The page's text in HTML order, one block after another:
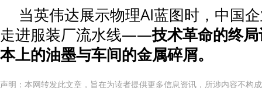
当英伟达展示物理AI蓝图时，中国
走进服装厂流水线——技术革命的终
本上的油墨与车间的金属碎屑。
声明：本网转发此文章，旨在为读者提供更多信息资讯，所涉内容不构